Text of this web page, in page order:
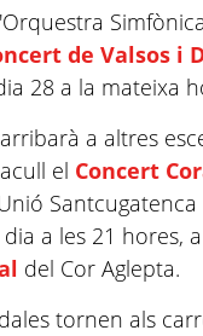
de Valsos i
28 a la mateixa
a altres
acull el Concert
a les 21 hores,
del CorAglepta.
tornen als